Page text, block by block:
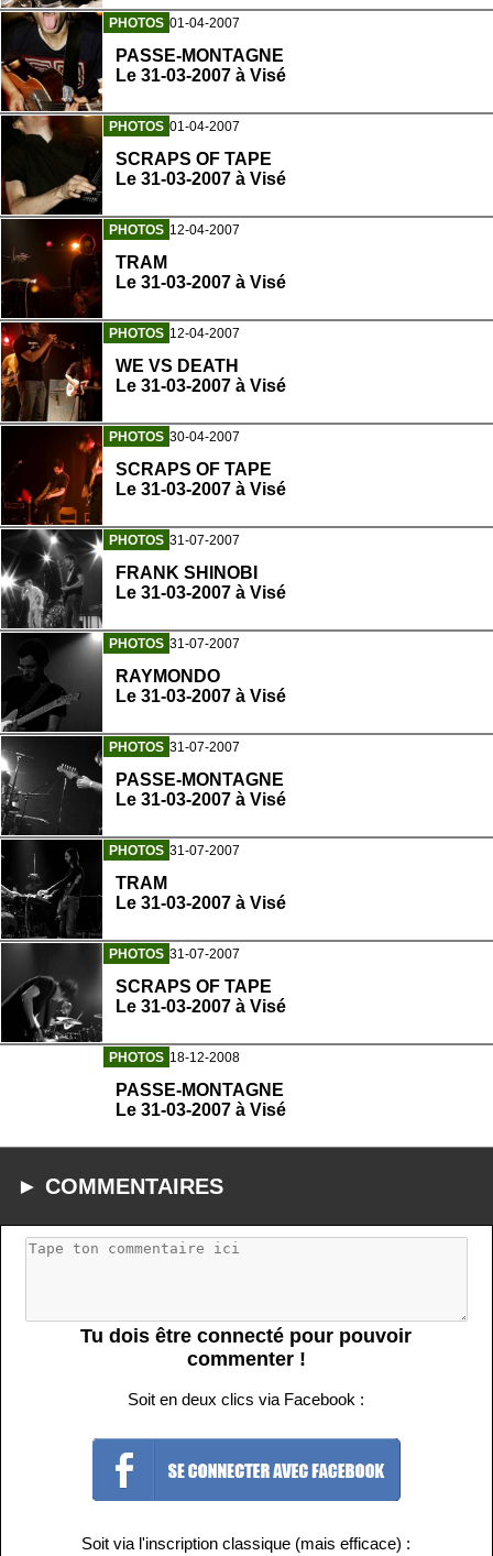
PHOTOS 01-04-2007
PASSE-MONTAGNE
Le 31-03-2007 à Visé
PHOTOS 01-04-2007
SCRAPS OF TAPE
Le 31-03-2007 à Visé
PHOTOS 12-04-2007
TRAM
Le 31-03-2007 à Visé
PHOTOS 12-04-2007
WE VS DEATH
Le 31-03-2007 à Visé
PHOTOS 30-04-2007
SCRAPS OF TAPE
Le 31-03-2007 à Visé
PHOTOS 31-07-2007
FRANK SHINOBI
Le 31-03-2007 à Visé
PHOTOS 31-07-2007
RAYMONDO
Le 31-03-2007 à Visé
PHOTOS 31-07-2007
PASSE-MONTAGNE
Le 31-03-2007 à Visé
PHOTOS 31-07-2007
TRAM
Le 31-03-2007 à Visé
PHOTOS 31-07-2007
SCRAPS OF TAPE
Le 31-03-2007 à Visé
PHOTOS 18-12-2008
PASSE-MONTAGNE
Le 31-03-2007 à Visé
► COMMENTAIRES
Tu dois être connecté pour pouvoir
commenter !
Soit en deux clics via Facebook :
Soit via l'inscription classique (mais efficace) :